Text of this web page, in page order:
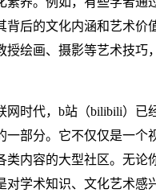
背后的文化内涵和艺术价
授绘画、摄影等艺术技巧
网时代，b站（bilibili）已
一部分。它不仅仅是一个
类内容的大型社区。无论
对学术知识、文化艺术感